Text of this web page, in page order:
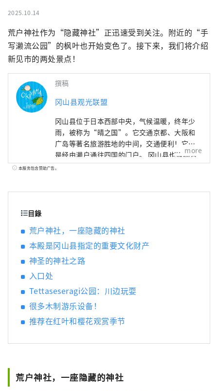
2025.10.14
荒户神社作为“隐藏神社”正迅速受到关注。附近的“手
写濑流公园”的枫叶也开始变色了。接下来，我们将介绍
新见市的两处景点！
撰稿
冈山县观光联盟
冈山县位于日本西部中央，气候温暖，终年少
雨，被称为“晴之国”。它交通京都、大阪和
广岛等著名旅游胜地的中间，交通便利！它也
是经由濑户通往四国的门户。 冈山县也被称为
“水果冈山”，在濑户内温暖的气候下，阳光
地区！
more
本服务包含赞助广告。
目錄
荒户神社，一座隐藏的神社
本殿是冈山县指定的重要文化财产
神圣的神社之路
入口处
Tettaseseragi公园：川边玩耍
很多木制游乐设备！
推荐在红叶和樱花观赏季节
荒户神社，一座隐藏的神社